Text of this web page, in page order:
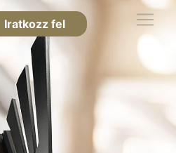
Iratkozz fel